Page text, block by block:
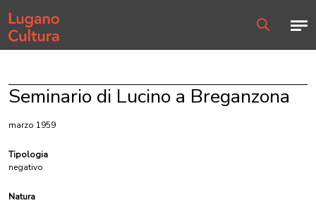
Home page
Seminario di Lucino a Breganzona
marzo 1959
Tipologia
negativo
Natura